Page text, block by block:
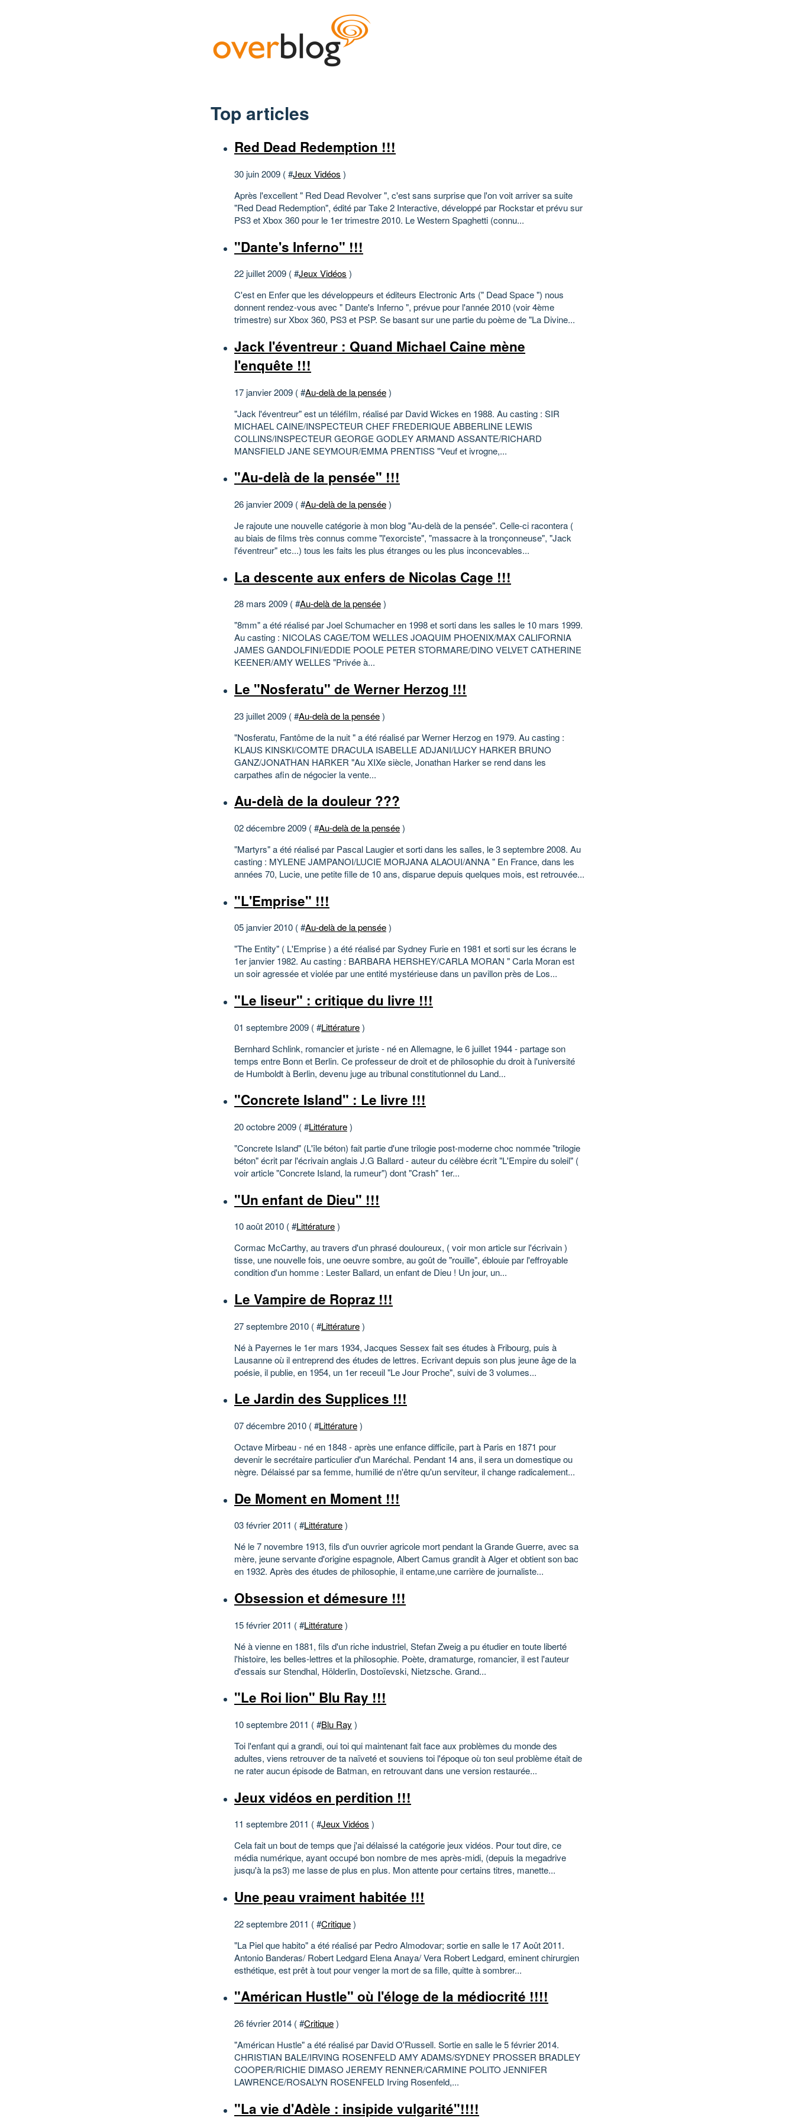
Top articles
Red Dead Redemption !!!
30 juin 2009 ( #Jeux Vidéos )
Après l'excellent " Red Dead Revolver ", c'est sans surprise que l'on voit arriver sa suite
"Red Dead Redemption", édité par Take 2 Interactive, développé par Rockstar et prévu sur
PS3 et Xbox 360 pour le 1er trimestre 2010. Le Western Spaghetti (connu...
"Dante's Inferno" !!!
22 juillet 2009 ( #Jeux Vidéos )
C'est en Enfer que les développeurs et éditeurs Electronic Arts (" Dead Space ") nous
donnent rendez-vous avec " Dante's Inferno ", prévue pour l'année 2010 (voir 4ème
trimestre) sur Xbox 360, PS3 et PSP. Se basant sur une partie du poème de "La Divine...
Jack l'éventreur : Quand Michael Caine mène
l'enquête !!!
17 janvier 2009 ( #Au-delà de la pensée)
"Jack l'éventreur" est un téléfilm, réalisé par David Wickes en 1988. Au casting : SIR
MICHAEL CAINE/INSPECTEUR CHEF FREDERIQUE ABBERLINE LEWIS
COLLINS/INSPECTEUR GEORGE GODLEY ARMAND ASSANTE/RICHARD
MANSFIELD JANE SEYMOUR/EMMA PRENTISS "Veuf et ivrogne,...
"Au-delà de la pensée" !!!
26 janvier 2009 ( #Au-delà de la pensée)
Je rajoute une nouvelle catégorie à mon blog "Au-delà de la pensée". Celle-ci racontera (
au biais de films très connus comme "l'exorciste", "massacre à la tronçonneuse", "Jack
l'éventreur" etc...) tous les faits les plus étranges ou les plus inconcevables...
La descente aux enfers de Nicolas Cage !!!
28 mars 2009 ( #Au-delà de la pensée)
"8mm" a été réalisé par Joel Schumacher en 1998 et sorti dans les salles le 10 mars 1999.
Au casting : NICOLAS CAGE/TOM WELLES JOAQUIM PHOENIX/MAX CALIFORNIA
JAMES GANDOLFINI/EDDIE POOLE PETER STORMARE/DINO VELVET CATHERINE
KEENER/AMY WELLES "Privée à...
Le "Nosferatu" de Werner Herzog !!!
23 juillet 2009 ( #Au-delà de la pensée)
"Nosferatu, Fantôme de la nuit " a été réalisé par Werner Herzog en 1979. Au casting :
KLAUS KINSKI/COMTE DRACULA ISABELLE ADJANI/LUCY HARKER BRUNO
GANZ/JONATHAN HARKER "Au XIXe siècle, Jonathan Harker se rend dans les
carpathes afin de négocier la vente...
Au-delà de la douleur ???
02 décembre 2009 ( #Au-delà de la pensée)
"Martyrs" a été réalisé par Pascal Laugier et sorti dans les salles, le 3 septembre 2008. Au
casting : MYLENE JAMPANOI/LUCIE MORJANA ALAOUI/ANNA " En France, dans les
années 70, Lucie, une petite fille de 10 ans, disparue depuis quelques mois, est retrouvée...
"L'Emprise" !!!
05 janvier 2010 ( #Au-delà de la pensée)
"The Entity" ( L'Emprise ) a été réalisé par Sydney Furie en 1981 et sorti sur les écrans le
1er janvier 1982. Au casting : BARBARA HERSHEY/CARLA MORAN " Carla Moran est
un soir agressée et violée par une entité mystérieuse dans un pavillon près de Los...
"Le liseur" : critique du livre !!!
01 septembre 2009 ( #Littérature)
Bernhard Schlink, romancier et juriste - né en Allemagne, le 6 juillet 1944 - partage son
temps entre Bonn et Berlin. Ce professeur de droit et de philosophie du droit à l'université
de Humboldt à Berlin, devenu juge au tribunal constitutionnel du Land...
"Concrete Island" : Le livre !!!
20 octobre 2009 ( #Littérature)
"Concrete Island" (L'île béton) fait partie d'une trilogie post-moderne choc nommée "trilogie
béton" écrit par l'écrivain anglais J.G Ballard - auteur du célèbre écrit "L'Empire du soleil" (
voir article "Concrete Island, la rumeur") dont "Crash" 1er...
"Un enfant de Dieu" !!!
10 août 2010 ( #Littérature)
Cormac McCarthy, au travers d'un phrasé douloureux, ( voir mon article sur l'écrivain )
tisse, une nouvelle fois, une oeuvre sombre, au goût de "rouille", éblouie par l'effroyable
condition d'un homme : Lester Ballard, un enfant de Dieu ! Un jour, un...
Le Vampire de Ropraz !!!
27 septembre 2010 ( #Littérature)
Né à Payernes le 1er mars 1934, Jacques Sessex fait ses études à Fribourg, puis à
Lausanne où il entreprend des études de lettres. Ecrivant depuis son plus jeune âge de la
poésie, il publie, en 1954, un 1er receuil "Le Jour Proche", suivi de 3 volumes...
Le Jardin des Supplices !!!
07 décembre 2010 ( #Littérature)
Octave Mirbeau - né en 1848 - après une enfance difficile, part à Paris en 1871 pour
devenir le secrétaire particulier d'un Maréchal. Pendant 14 ans, il sera un domestique ou
nègre. Délaissé par sa femme, humilié de n'être qu'un serviteur, il change radicalement...
De Moment en Moment !!!
03 février 2011 ( #Littérature)
Né le 7 novembre 1913, fils d'un ouvrier agricole mort pendant la Grande Guerre, avec sa
mère, jeune servante d'origine espagnole, Albert Camus grandit à Alger et obtient son bac
en 1932. Après des études de philosophie, il entame,une carrière de journaliste...
Obsession et démesure !!!
15 février 2011 ( #Littérature)
Né à vienne en 1881, fils d'un riche industriel, Stefan Zweig a pu étudier en toute liberté
l'histoire, les belles-lettres et la philosophie. Poète, dramaturge, romancier, il est l'auteur
d'essais sur Stendhal, Hölderlin, Dostoïevski, Nietzsche. Grand...
"Le Roi lion" Blu Ray !!!
10 septembre 2011 ( #Blu Ray )
Toi l'enfant qui a grandi, oui toi qui maintenant fait face aux problèmes du monde des
adultes, viens retrouver de ta naïveté et souviens toi l'époque où ton seul problème était de
ne rater aucun épisode de Batman, en retrouvant dans une version restaurée...
Jeux vidéos en perdition !!!
11 septembre 2011 ( #Jeux Vidéos )
Cela fait un bout de temps que j'ai délaissé la catégorie jeux vidéos. Pour tout dire, ce
média numérique, ayant occupé bon nombre de mes après-midi, (depuis la megadrive
jusqu'à la ps3) me lasse de plus en plus. Mon attente pour certains titres, manette...
Une peau vraiment habitée !!!
22 septembre 2011 ( #Critique)
"La Piel que habito" a été réalisé par Pedro Almodovar; sortie en salle le 17 Août 2011.
Antonio Banderas/ Robert Ledgard Elena Anaya/ Vera Robert Ledgard, eminent chirurgien
esthétique, est prêt à tout pour venger la mort de sa fille, quitte à sombrer...
"Américan Hustle" où l'éloge de la médiocrité !!!!
26 février 2014 ( #Critique)
"Américan Hustle" a été réalisé par David O'Russell. Sortie en salle le 5 février 2014.
CHRISTIAN BALE/IRVING ROSENFELD AMY ADAMS/SYDNEY PROSSER BRADLEY
COOPER/RICHIE DIMASO JEREMY RENNER/CARMINE POLITO JENNIFER
LAWRENCE/ROSALYN ROSENFELD Irving Rosenfeld,...
"La vie d'Adèle : insipide vulgarité"!!!!